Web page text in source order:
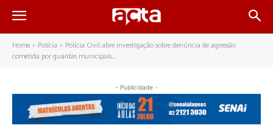
Home Polícia
Polícia Civil abre investigação sobre denúncia de agressão
cometida por guardas municipais...
- Publicidade -